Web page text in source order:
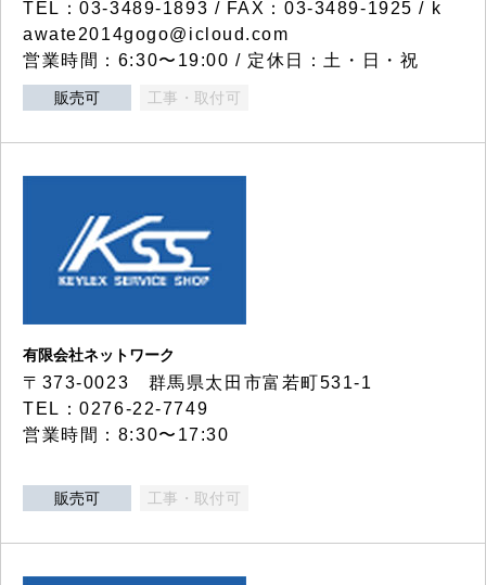
TEL：03-3489-1893 / FAX：03-3489-1925 / k
awate2014gogo@icloud.com
営業時間：6:30〜19:00 / 定休日：土・日・祝
販売可 工事・取付可
有限会社ネットワーク
〒373-0023 群馬県太田市富若町531-1
TEL：0276-22-7749
営業時間：8:30〜17:30
販売可 工事・取付可